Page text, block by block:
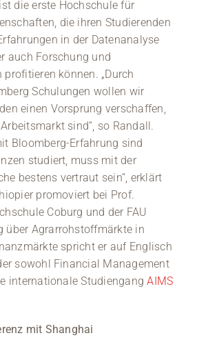
die erste Hochschule für
die ihren Studierenden
in der Datenanalyse
auch Forschung und
können. „Durch
Schulungen wollen wir
einen Vorsprung verschaffen,
sind“, so Randall.
Bloomberg-Erfahrung sind
studiert, muss mit der
bestens vertraut sein“, erklärt
promoviert bei Prof.
Coburg und der FAU
über Agrarrohstoffmärkte in
spricht er auf Englisch
sowohl Financial Management
internationale StudiengangAIMS
mit Shanghai